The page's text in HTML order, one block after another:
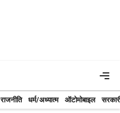
राजनीति धर्म/अध्यात्म ऑटोमोबाइल